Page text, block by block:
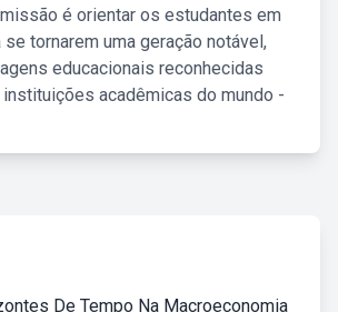
é orientar os estudantes em
se tornarem uma geração notável,
educacionais reconhecidas
acadêmicas do mundo -
De Tempo Na Macroeconomia